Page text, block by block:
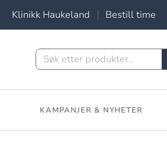
Klinikk Haukeland Bestill time
KAMPANJER & NYHETER